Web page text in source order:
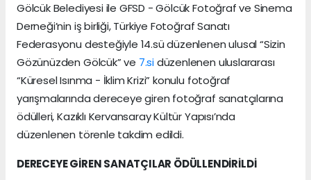
Gölcük Belediyesi ile GFSD - Gölcük Fotoğraf ve Sinema
Derneği’nin iş birliği, Türkiye Fotoğraf Sanatı
Federasyonu desteğiyle 14.sü düzenlenen ulusal “Sizin
Gözünüzden Gölcük” ve 7.sidüzenlenen uluslararası
“Küresel Isınma - İklim Krizi” konulu fotoğraf
yarışmalarında dereceye giren fotoğraf sanatçılarına
ödülleri, Kazıklı Kervansaray Kültür Yapısı’nda
düzenlenen törenle takdim edildi.
DERECEYE GİREN SANATÇILAR ÖDÜLLENDİRİLDİ